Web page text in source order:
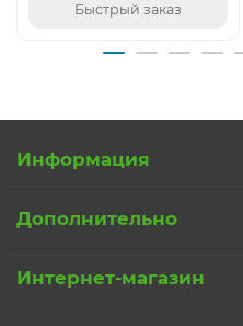
Быстрый заказ
Информация
Дополнительно
Интернет-магазин